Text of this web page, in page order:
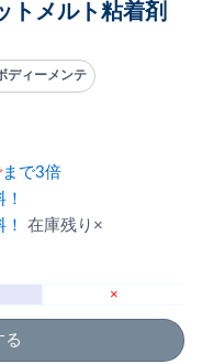
トメルト粘着剤
ディーメンテ
まで3倍
！ 在庫残り×
×
る